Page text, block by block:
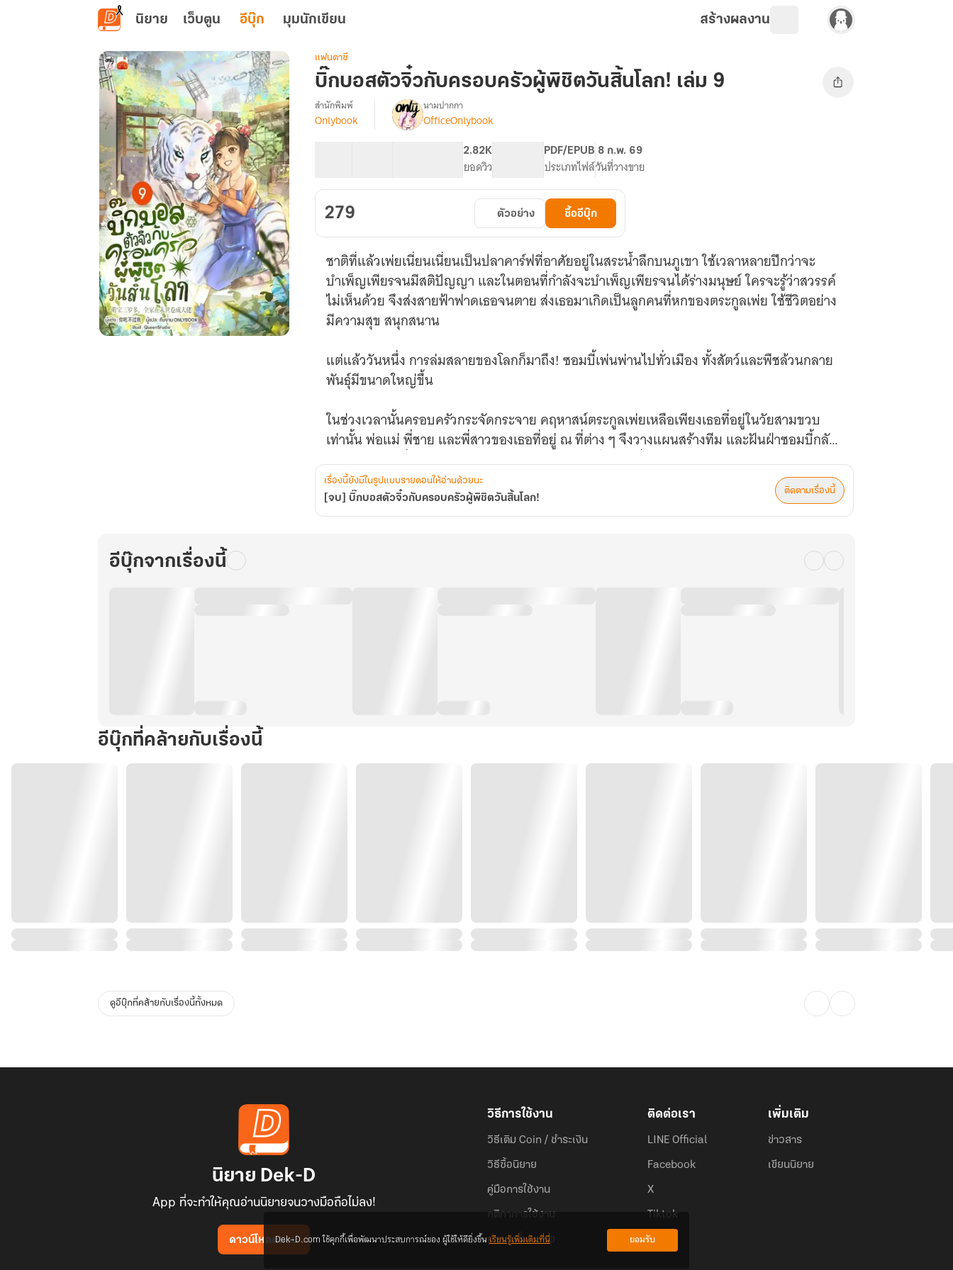
ข้ามไปยังเนื้อหาหลัก
นิยาย เว็บตูน อีบุ๊ก มุมนักเขียน สร้างผลงาน
เล่ม
แฟนตาซี
บิ๊กบอสตัวจิ๋วกับครอบครัวผู้พิชิตวันสิ้นโลก! เล่ม 9
เรื่อง[จบ]
จิ๋ว
กับ
ครอบครัว
ผู้
สิ้น
โลก!
สำนักพิมพ์
Onlybook
นามปากกา
OfficeOnlybook
2.82K
ยอดวิว
PDF/EPUB
ประเภทไฟล์
8 ก.พ. 69
วันที่วางขาย
279 ตัวอย่าง ซื้ออีบุ๊ก
ชาติที่แล้วเพ่ยเนี่ยนเนี่ยนเป็นปลาคาร์ฟที่อาศัยอยู่ในสระน้ำลึกบนภูเขา ใช้เวลาหลายปีกว่าจะ
บำเพ็ญเพียรจนมีสติปัญญา และในตอนที่กำลังจะบำเพ็ญเพียรจนได้ร่างมนุษย์ ใครจะรู้ว่าสวรรค์
ไม่เห็นด้วย จึงส่งสายฟ้าฟาดเธอจนตาย ส่งเธอมาเกิดเป็นลูกคนที่หกของตระกูลเพ่ย ใช้ชีวิตอย่าง
มีความสุข สนุกสนาน
แต่แล้ววันหนึ่ง การล่มสลายของโลกก็มาถึง! ซอมบี้เพ่นพ่านไปทั่วเมือง ทั้งสัตว์และพืชล้วนกลาย
พันธุ์มีขนาดใหญ่ขึ้น
ในช่วงเวลานั้นครอบครัวกระจัดกระจาย คฤหาสน์ตระกูลเพ่ยเหลือเพียงเธอที่อยู่ในวัยสามขวบ
เท่านั้น พ่อแม่ พี่ชาย และพี่สาวของเธอที่อยู่ ณ ที่ต่าง ๆ จึงวางแผนสร้างทีม และฝันฝ่าซอมบี้กลับ
มาหาเธอ แต่เมื่อกลับมาถึงบ้าน พวกเขาก็พบว่าทุกสิ่งได้เปลี่ยนแปลงไป
คนที่กระโดดขึ้นไปบนต้นไม้กลายพันธู์นั้น... หรือว่าจะเป็นน้องหกของพวกเขา?
ตระกูลเพ่ยตั้งอยู่กลายเป็นพื้นที่ปลอดภัยเพียงแห่งเดียว และสรรพสัตว์ทั้งปวงก็อพยพไปหลบภัยที่
นั่น เมื่อทุกอย่างกลับสู่ความสงบ พวกเขาทั้งหมดคุกเข่าลงหันหน้าเข้าหายอดเขา ก้มศีรษะลงอย่าง
นอบน้อม ราวกับกำลังคุกเข่าต่อเทพเจ้า
เรื่องนี้ยังมีในรูปแบบรายตอนให้อ่านด้วยนะ
[จบ] บิ๊กบอสตัวจิ๋วกับครอบครัวผู้พิชิตวันสิ้นโลก!
ติดตามเรื่องนี้
อีบุ๊กจากเรื่องนี้
อีบุ๊กที่คล้ายกับเรื่องนี้
ดูอีบุ๊กที่คล้ายกับเรื่องนี้ทั้งหมด
นิยาย Dek-D
App ที่จะทำให้คุณอ่านนิยายจนวางมือถือไม่ลง!
ดาวน์โหลดแอป
วิธีการใช้งาน
วิธีเติม Coin / ชำระเงิน
วิธีซื้อนิยาย
คู่มือการใช้งาน
กติกาการใช้งาน
คำถามที่พบบ่อย
ติดต่อเรา
LINE Official
Facebook
X
Tiktok
เพิ่มเติม
ข่าวสาร
เขียนนิยาย
Dek-D.com ใช้คุกกี้เพื่อพัฒนาประสบการณ์ของ ผู้ใช้ให้ดียิ่งขึ้นเรียนรู้เพิ่มเติมที่นี่ ยอมรับ